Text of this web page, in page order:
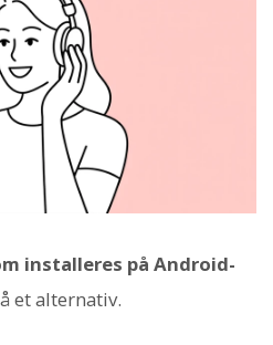
installeres på Android-
et alternativ.